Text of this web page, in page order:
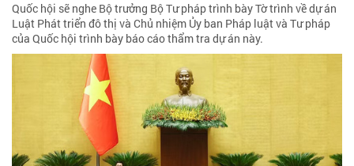
Quốc hội sẽ nghe Bộ trưởng Bộ Tư pháp trình bày Tờ trình về dự án
Luật Phát triển đô thị và Chủ nhiệm Ủy ban Pháp luật và Tư pháp
của Quốc hội trình bày báo cáo thẩm tra dự án này.